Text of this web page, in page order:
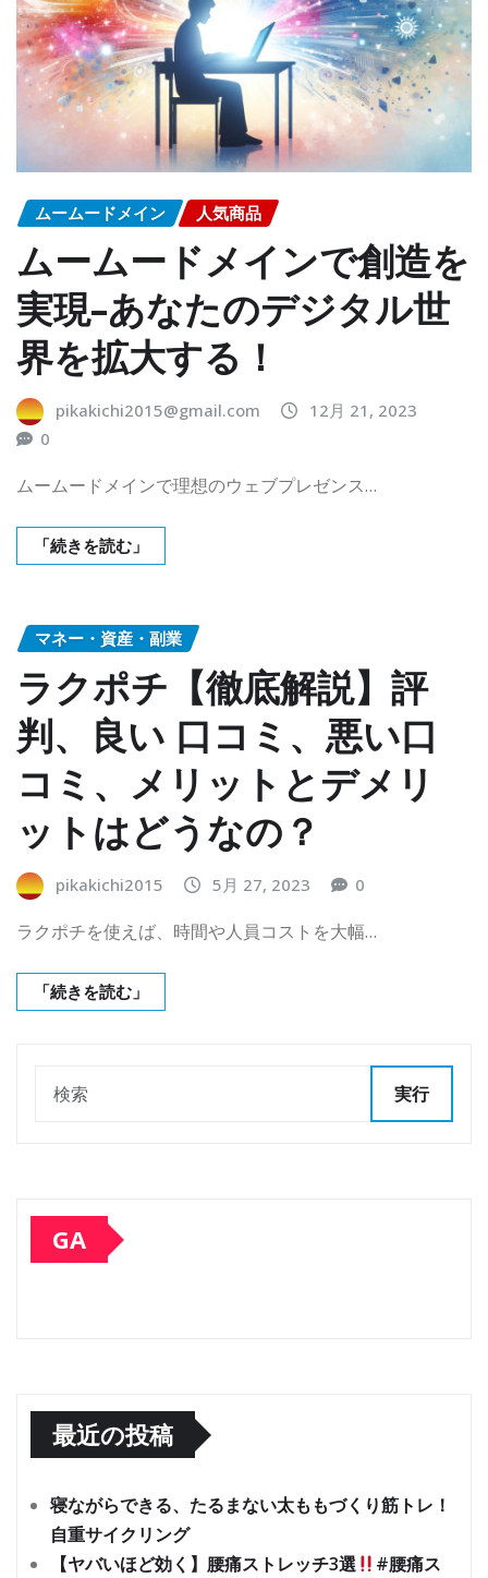
ムームードメイン 人気商品
ムームードメインで創造を
実現–あなたのデジタル世
界を拡大する！
pikakichi2015@gmail.com
12月 21, 2023
0
ムームードメインで理想のウェブプレゼンス…
「続きを読む」
マネー・資産・副業
ラクポチ【徹底解説】評
判、良い 口コミ、悪い口
コミ、メリットとデメリ
ットはどうなの？
pikakichi2015 5月 27, 2023 0
ラクポチを使えば、時間や人員コストを大幅…
「続きを読む」
実行
GA
最近の投稿
寝ながらできる、たるまない太ももづくり筋トレ！
自重サイクリング
【ヤバいほど効く】腰痛ストレッチ3選
#腰痛ス